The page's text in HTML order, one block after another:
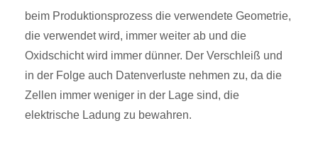
beim Produktionsprozess die verwendete Geometrie,
die verwendet wird, immer weiter ab und die
Oxidschicht wird immer dünner. Der Verschleiß und
in der Folge auch Datenverluste nehmen zu, da die
Zellen immer weniger in der Lage sind, die
elektrische Ladung zu bewahren.